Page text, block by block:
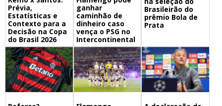
Prévia,
Estatísticas e
Contexto para a
Decisão na Copa
do Brasil 2026
ganhar
caminhão de
dinheiro caso
vença o PSG no
Intercontinental
Brasileirão do
prêmio Bola de
Prata